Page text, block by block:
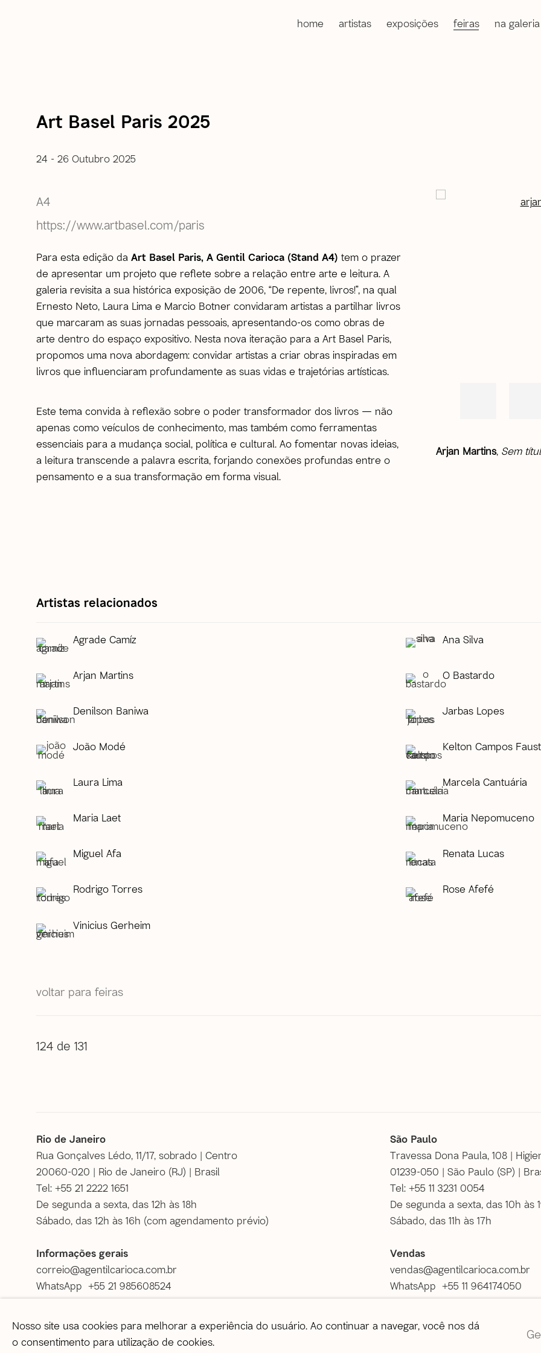
home artistas exposições feiras na galeria
Art Basel Paris 2025
24 - 26 Outubro 2025
open a larger version
Arjan Martins, Sem
A4
https://www.artbasel.com/paris
Para esta edição da Art Basel Paris, A Gentil Carioca (Stand A4) tem o prazer
de apresentar um projeto que reflete sobre a relação entre arte e leitura. A
galeria revisita a sua histórica exposição de 2006, “De repente, livros!”, na qual
Ernesto Neto, Laura Lima e Marcio Botner convidaram artistas a partilhar livros
que marcaram as suas jornadas pessoais, apresentando-os como obras de
arte dentro do espaço expositivo. Nesta nova iteração para a Art Basel Paris,
propomos uma nova abordagem: convidar artistas a criar obras inspiradas em
livros que influenciaram profundamente as suas vidas e trajetórias artísticas.
Este tema convida à reflexão sobre o poder transformador dos livros — não
apenas como veículos de conhecimento, mas também como ferramentas
essenciais para a mudança social, política e cultural. Ao fomentar novas ideias,
a leitura transcende a palavra escrita, forjando conexões profundas entre o
pensamento e a sua transformação em forma visual.
Artistas relacionados
Agrade Camíz Ana Silva
Arjan Martins O Bastardo
Denilson Baniwa Jarbas Lopes
João Modé Kelton Campos
Laura Lima Marcela Cantuária
Maria Laet Maria Nepomuceno
Miguel Afa Renata Lucas
Rodrigo Torres Rose Afefé
Vinicius Gerheim
voltar para feiras
124 de 131
Rio de Janeiro
Rua Gonçalves Lédo, 11/17, sobrado | Centro
20060-020 | Rio de Janeiro (RJ) | Brasil
Tel: +55 21 2222 1651
De segunda a sexta, das 12h às 18h
Sábado, das 12h às 16h (com agendamento prévio)
Informações gerais
correio@agentilcarioca.com.br
WhatsApp +55 21 985608524
São Paulo
Travessa Dona Paula, 108 |
01239-050 | São Paulo (SP) |
Tel: +55 11 3231 0054
De segunda a sexta, das 10h às
Sábado, das 11h às 17h
Vendas
vendas@agentilcarioca.com.br
WhatsApp +55 11 964174050
© 2026 A Gentil Carioca | Desde 2003. Todos os direitos reservados | Política de privacidade
Nosso site usa cookies para melhorar a experiência do usuário. Ao continuar a navegar, você nos dá
o consentimento para utilização de cookies.